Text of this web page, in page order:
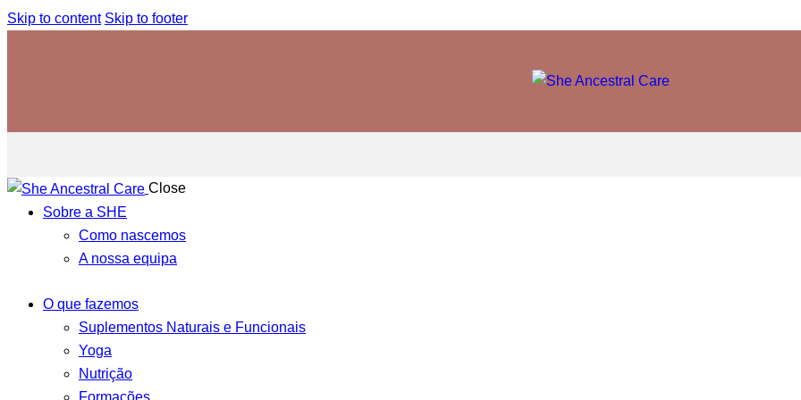
Skip to content Skip to footer
Close
Sobre a SHE
Como nascemos
A nossa equipa
O que fazemos
Suplementos Naturais e Funcionais
Yoga
Nutrição
Formações